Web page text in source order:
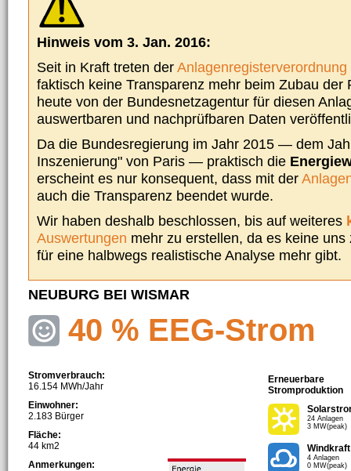
Hinweis vom 3. Jan. 2016:
Seit in Kraft treten derAnlagenregisterverordnung
faktisch keine Transparenz mehr beim Zubau der
heute von der Bundesnetzagentur für diesen
auswertbaren und nachprüfbaren Daten
Da die Bundesregierung im Jahr 2015 — dem
Inszenierung" von Paris — praktisch die
erscheint es nur konsequent, dass mit der
auch die Transparenz beendet wurde.
Wir haben deshalb beschlossen, bis auf weiteres
Auswertungen mehr zu erstellen, da es keine
für eine halbwegs realistische Analyse mehr gibt.
NEUBURG BEI WISMAR
40 % EEG-Strom
Stromverbrauch:
16.154 MWh/Jahr
Einwohner:
2.183 Bürger
Fläche:
44 km2
Anmerkungen:
Erneuerbare
Stromproduktion
24 Anlagen
3 MW(peak)
Windkraft
4 Anlagen
0 MW(peak)